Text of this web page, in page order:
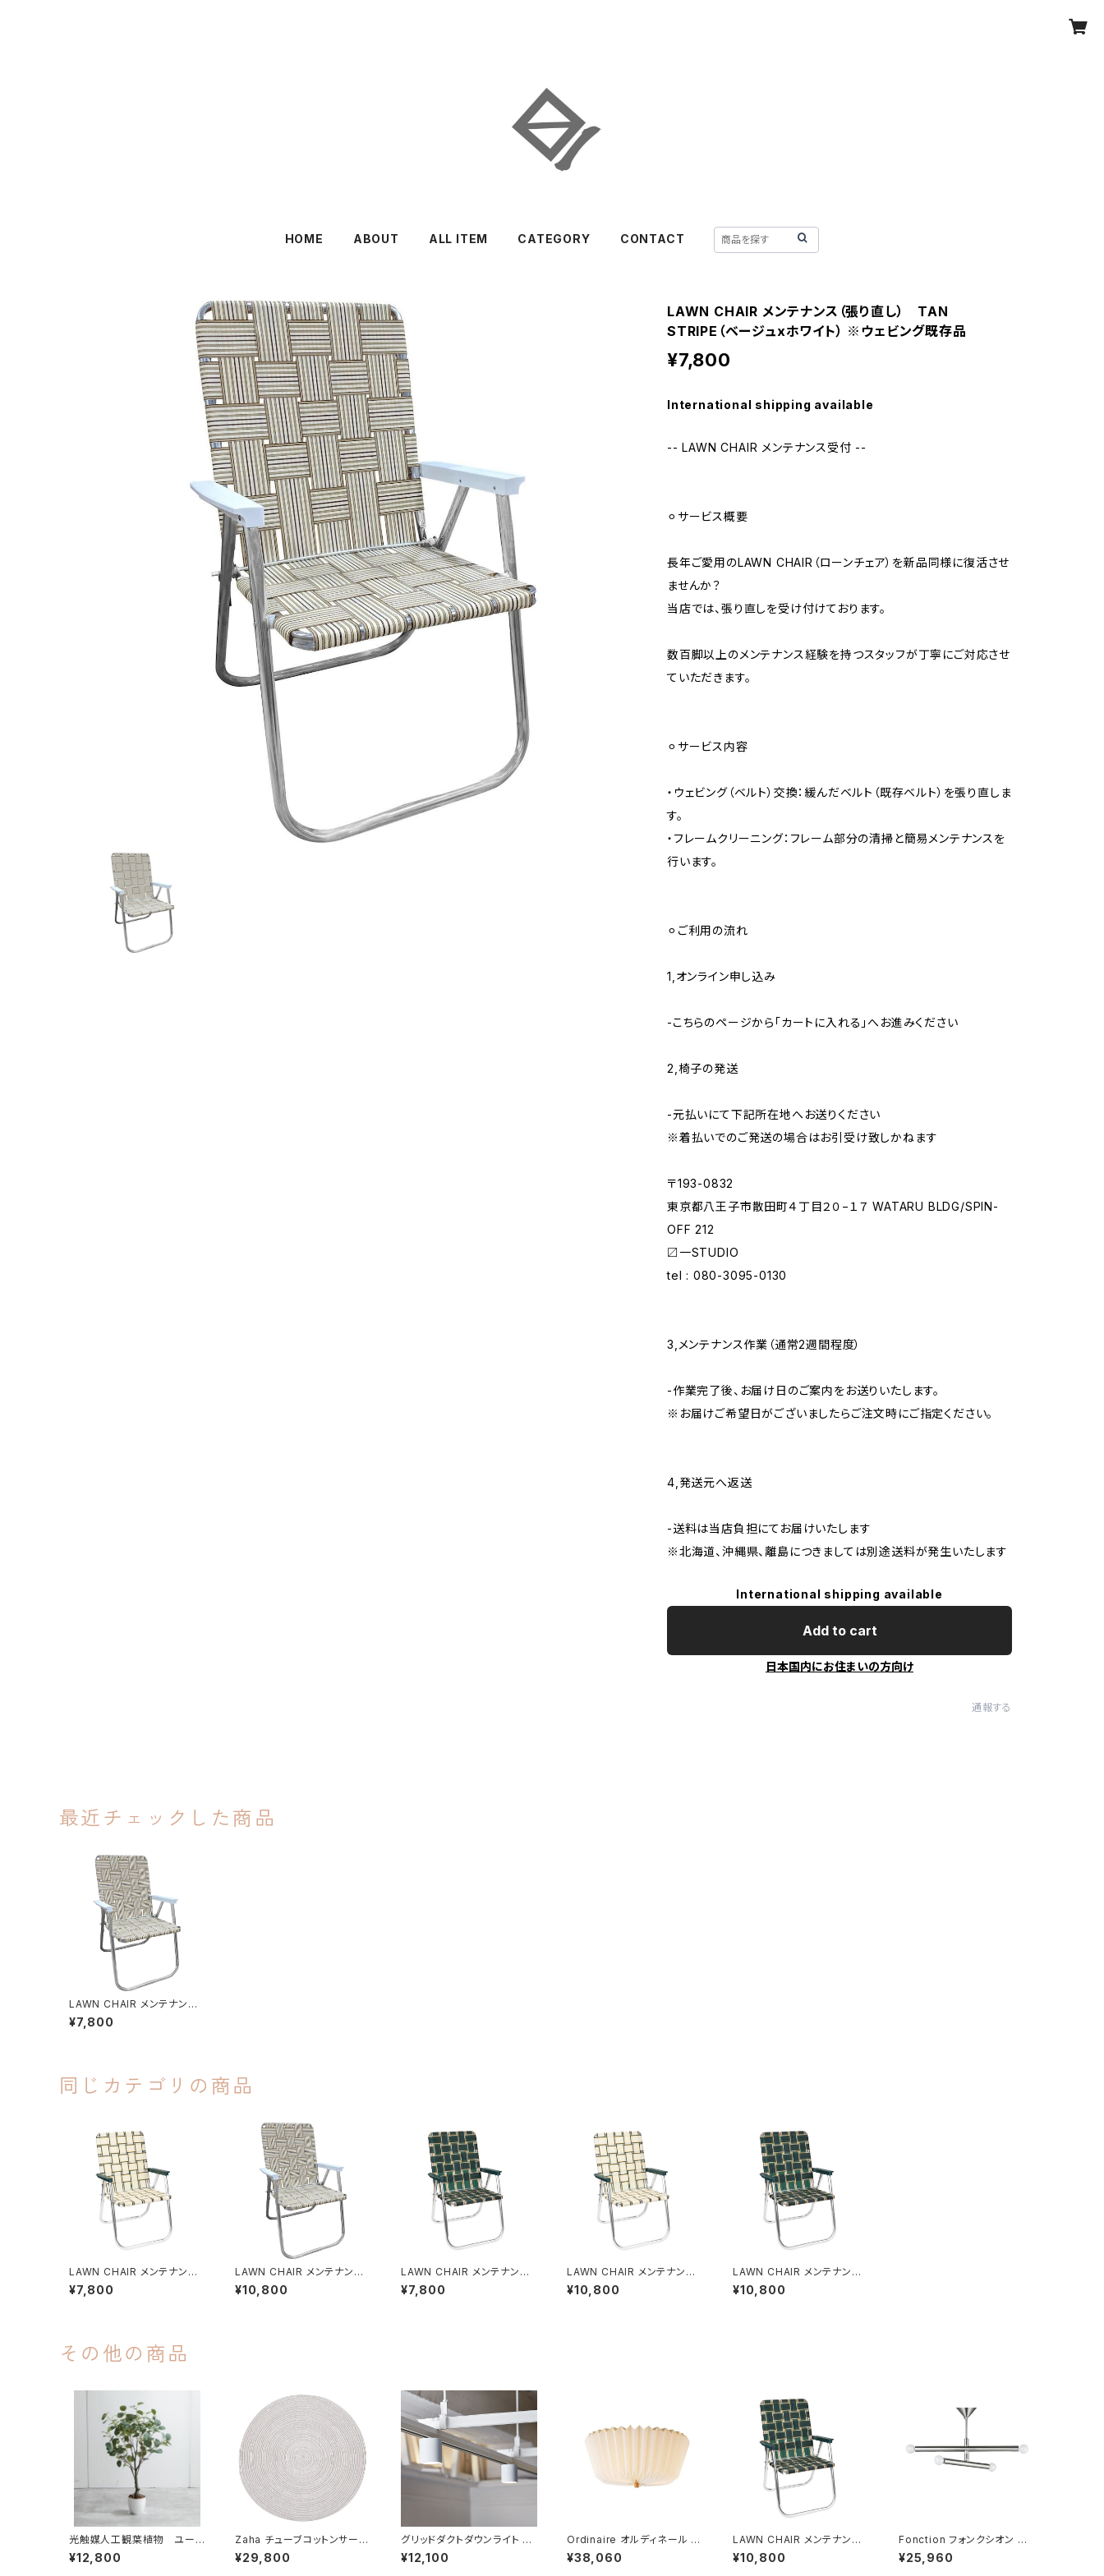
HOME ABOUT ALL ITEM CATEGORY CONTACT
LAWN CHAIR メンテナンス（張り直し） TAN
STRIPE（ベージュxホワイト） ※ウェビング既存品
¥7,800
International shipping available
-- LAWN CHAIR メンテナンス受付 --
⚪︎サービス概要
長年ご愛用のLAWN CHAIR（ローンチェア）を新品同様に復活させ
ませんか？
当店では、張り直しを受け付けております。
数百脚以上のメンテナンス経験を持つスタッフが丁寧にご対応させ
ていただきます。
⚪︎サービス内容
・ウェビング（ベルト）交換：緩んだベルト（既存ベルト）を張り直しま
す。
・フレームクリーニング：フレーム部分の清掃と簡易メンテナンスを
行います。
⚪︎ご利用の流れ
1,オンライン申し込み
-こちらのページから「カートに入れる」へお進みください
2,椅子の発送
-元払いにて下記所在地へお送りください
※着払いでのご発送の場合はお引受け致しかねます
〒193-0832
東京都八王子市散田町４丁目２０−１７ WATARU BLDG/SPIN-
OFF 212
〼一STUDIO
tel : 080-3095-0130
3,メンテナンス作業（通常2週間程度）
-作業完了後、お届け日のご案内をお送りいたします。
※お届けご希望日がございましたらご注文時にご指定ください。
4,発送元へ返送
-送料は当店負担にてお届けいたします
※北海道、沖縄県、離島につきましては別途送料が発生いたします
International shipping available
Add to cart
日本国内にお住まいの方向け
通報する
最近チェックした商品
LAWN CHAIR メンテナンス
（張り直し） TAN STRIPE
（ベージュxホワイト） ※ウェ
¥7,800
同じカテゴリの商品
LAWN CHAIR メンテナンス
（張り直し） CHARLESTON
TAN (アイボリー) ※ウェビン
¥7,800
LAWN CHAIR メンテナンス
（張り直し） TAN STRIPE
（ベージュxホワイト） ※ウェ
¥10,800
LAWN CHAIR メンテナンス
（張り直し） CHARLESTON
GREEN (グリーン) ※ウェビ
¥7,800
LAWN CHAIR メンテナンス
（張り直し） CHARLESTON
TAN (アイボリー) ※ウェビン
¥10,800
LAWN CHAIR メンテナンス
（張り直し） CHARLESTON
GREEN (グリーン) ※ウェビ
¥10,800
その他の商品
光触媒人工観葉植物 ユーカ
リ 【高さ85cm】/ cittelio
¥12,800
Zaha チューブコットンサーク
ルラグ グレー ф180cm
¥29,800
グリッドダクトダウンライト Gr
id-duct down light (ライテ
ィングレール専用モデル)
¥12,100
Ordinaire オルディネール シ
ーリングライト 電球なし
¥38,060
LAWN CHAIR メンテナンス
（張り直し） CHARLESTON
GREEN (グリーン) ※ウェビ
¥10,800
Fonction フォンクシオン シ
ーリングライト 電球なし
¥25,960